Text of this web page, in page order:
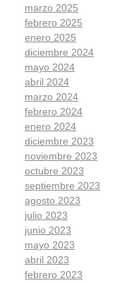
marzo 2025
febrero 2025
enero 2025
diciembre 2024
mayo 2024
abril 2024
marzo 2024
febrero 2024
enero 2024
diciembre 2023
noviembre 2023
octubre 2023
septiembre 2023
agosto 2023
julio 2023
junio 2023
mayo 2023
abril 2023
febrero 2023